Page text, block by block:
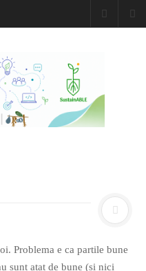
Problema e ca partile bune
sunt atat de bune (si nici